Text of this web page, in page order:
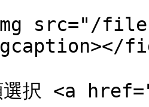
src="/files/
選択 <a